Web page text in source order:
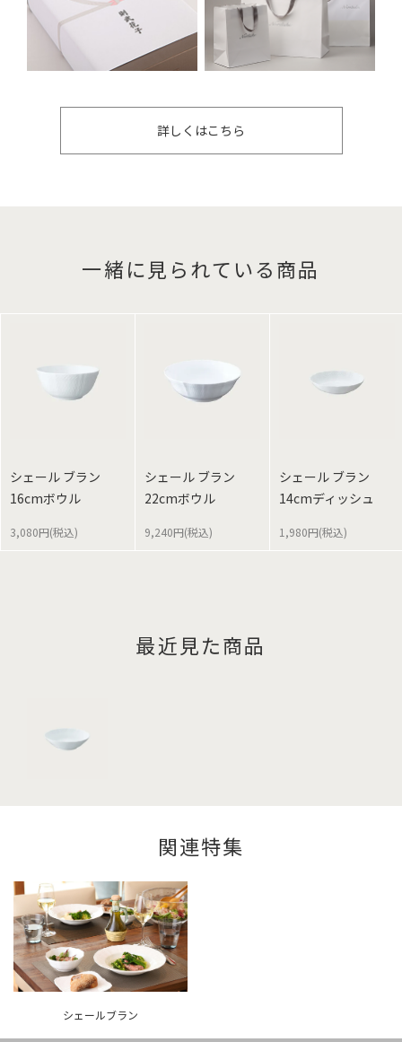
詳しくはこちら
一緒に見られている商品
シェール ブラン
16cmボウル
3,080円(税込)
シェール ブラン
22cmボウル
9,240円(税込)
シェール ブラン
14cmディッシュ
1,980円(税込)
最近見た商品
関連特集
シェールブラン